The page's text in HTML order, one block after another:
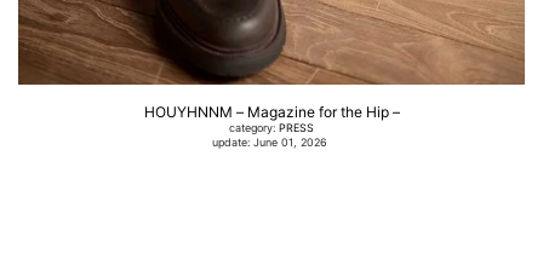
HOUYHNNM – Magazine for the Hip –
category: PRESS
update: June 01, 2026